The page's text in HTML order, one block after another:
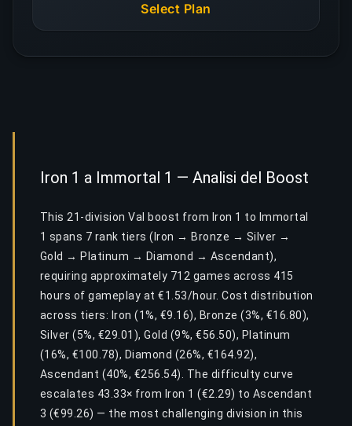
Select Plan
Iron 1 a Immortal 1 — Analisi del Boost
This 21-division Val boost from Iron 1 to Immortal
1 spans 7 rank tiers (Iron → Bronze → Silver →
Gold → Platinum → Diamond → Ascendant),
requiring approximately 712 games across 415
hours of gameplay at €1.53/hour. Cost distribution
across tiers: Iron (1%, €9.16), Bronze (3%, €16.80),
Silver (5%, €29.01), Gold (9%, €56.50), Platinum
(16%, €100.78), Diamond (26%, €164.92),
Ascendant (40%, €256.54). The difficulty curve
escalates 43.33× from Iron 1 (€2.29) to Ascendant
3 (€99.26) — the most challenging division in this